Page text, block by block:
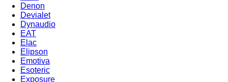
Denon
Devialet
Dynaudio
EAT
Elac
Elipson
Emotiva
Esoteric
Exposure